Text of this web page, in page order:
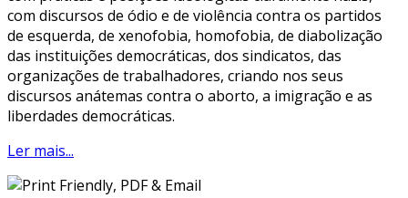
com discursos de ódio e de violência contra os partidos
de esquerda, de xenofobia, homofobia, de diabolização
das instituições democráticas, dos sindicatos, das
organizações de trabalhadores, criando nos seus
discursos anátemas contra o aborto, a imigração e as
liberdades democráticas.
Ler mais...